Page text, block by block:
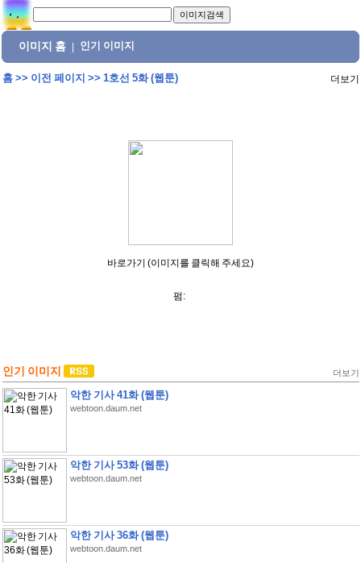
이미지 홈 인기 이미지
홈>> 이전 페이지 >> 1호선 5화 (웹툰) 더보기
바로가기 (이미지를 클릭해 주세요)
펌:
인기 이미지 더보기
악한 기사 41화 (웹툰)
webtoon.daum.net
악한 기사 53화 (웹툰)
webtoon.daum.net
악한 기사 36화 (웹툰)
webtoon.daum.net